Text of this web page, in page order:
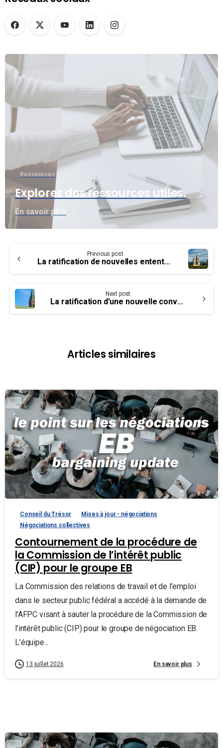
Ressources
Explorez des ressources utiles.
En savoir plus
Reading
Previous post
La ratification de nouvelles ententes collectives pour nos membres au Conseil du trésor – Les groupes PA, TC et EB
Next post
La ratification d’une nouvelle convention collective : SV Group
Articles similaires
Conseil du Trésor
Mises à jour - négociations
Négociations collectives
Contournement de la procédure de
la Commission de l’intérêt public
(CIP) pour le groupe EB
La Commission des relations de travail et de l’emploi
dans le secteur public fédéral a accédé à la demande de
l’AFPC visant à sauter la procédure de la Commission de
l’intérêt public (CIP) pour le groupe de négociation EB.
L’équipe...
13 juillet 2026 En savoir plus